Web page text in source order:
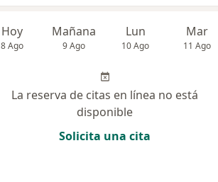
Hoy
8 Ago
Mañana
9 Ago
Lun
10 Ago
Mar
11 Ago
La reserva de citas en línea no está
disponible
Solicita una cita